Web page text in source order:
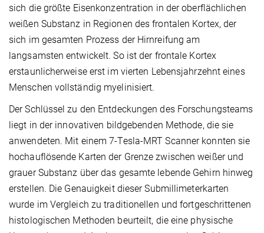
sich die größte Eisenkonzentration in der oberflächlichen
weißen Substanz in Regionen des frontalen Kortex, der
sich im gesamten Prozess der Hirnreifung am
langsamsten entwickelt. So ist der frontale Kortex
erstaunlicherweise erst im vierten Lebensjahrzehnt eines
Menschen vollständig myelinisiert.
Der Schlüssel zu den Entdeckungen des Forschungsteams
liegt in der innovativen bildgebenden Methode, die sie
anwendeten. Mit einem 7-Tesla-MRT Scanner konnten sie
hochauflösende Karten der Grenze zwischen weißer und
grauer Substanz über das gesamte lebende Gehirn hinweg
erstellen. Die Genauigkeit dieser Submillimeterkarten
wurde im Vergleich zu traditionellen und fortgeschrittenen
histologischen Methoden beurteilt, die eine physische